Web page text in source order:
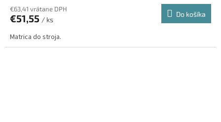
€63,41 vrátane DPH
€51,55 / ks
Do košíka
Matrica do stroja.